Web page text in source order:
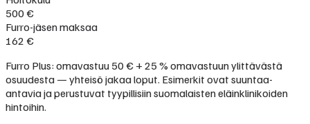
500 €
Furro-jäsen maksaa
162 €
Furro Plus: omavastuu 50 € + 25 % omavastuun ylittävästä
osuudesta — yhteisö jakaa loput. Esimerkit ovat suuntaa-
antavia ja perustuvat tyypillisiin suomalaisten eläinklinikoiden
hintoihin.